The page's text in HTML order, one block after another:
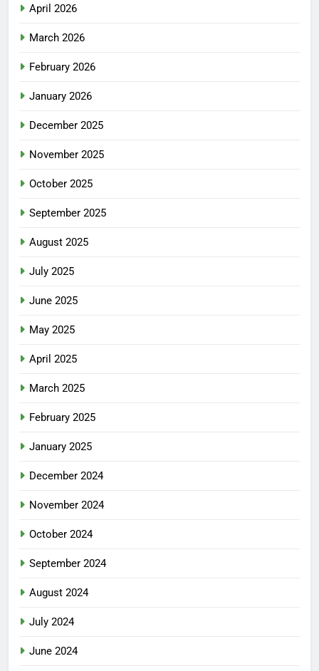
April 2026
March 2026
February 2026
January 2026
December 2025
November 2025
October 2025
September 2025
August 2025
July 2025
June 2025
May 2025
April 2025
March 2025
February 2025
January 2025
December 2024
November 2024
October 2024
September 2024
August 2024
July 2024
June 2024